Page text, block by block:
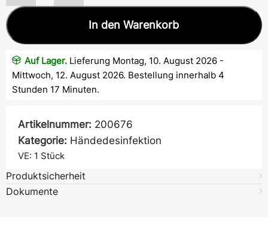
In den Warenkorb
Auf Lager. Lieferung Montag, 10. August 2026 -
Mittwoch, 12. August 2026. Bestellung innerhalb 4
Stunden 17 Minuten.
Artikelnummer: 200676
Kategorie: Händedesinfektion
VE: 1 Stück
Produktsicherheit
Dokumente